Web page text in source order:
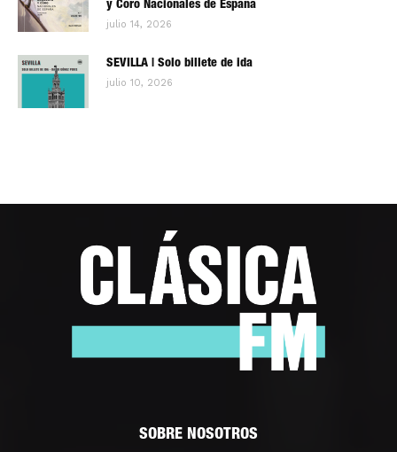
y Coro Nacionales de España
julio 14, 2026
SEVILLA | Solo billete de ida
julio 10, 2026
SOBRE NOSOTROS